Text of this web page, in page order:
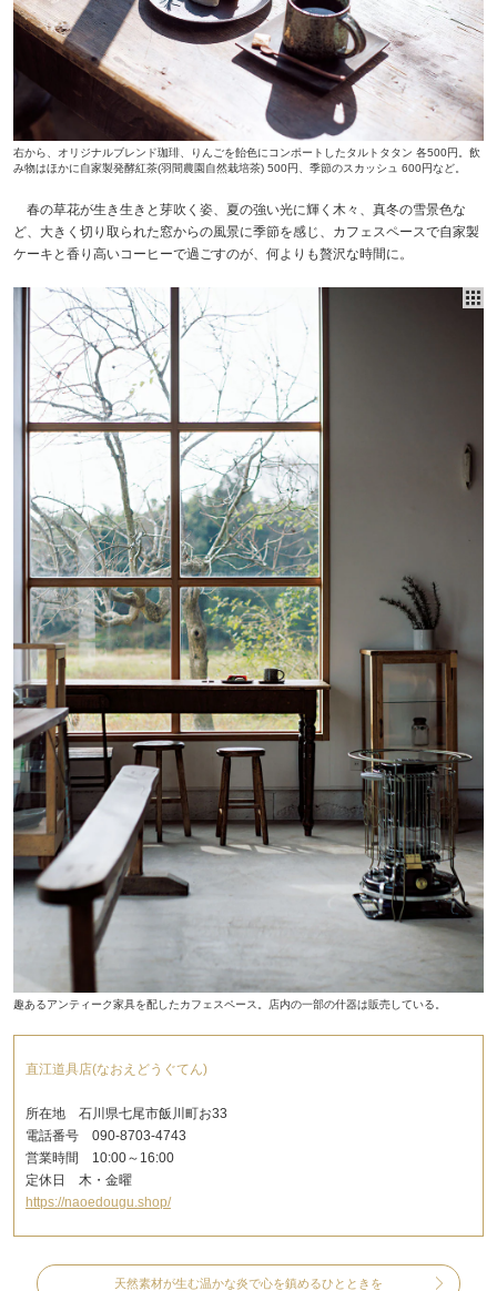
右から、オリジナルブレンド珈琲、りんごを飴色にコンポートしたタルトタタン 各500円。飲
み物はほかに自家製発酵紅茶(羽間農園自然栽培茶) 500円、季節のスカッシュ 600円など。
春の草花が生き生きと芽吹く姿、夏の強い光に輝く木々、真冬の雪景色な
ど、大きく切り取られた窓からの風景に季節を感じ、カフェスペースで自家製
ケーキと香り高いコーヒーで過ごすのが、何よりも贅沢な時間に。
趣あるアンティーク家具を配したカフェスペース。店内の一部の什器は販売している。
直江道具店(なおえどうぐてん)
所在地 石川県七尾市飯川町お33
電話番号 090-8703-4743
営業時間 10:00～16:00
定休日 木・金曜
https://naoedougu.shop/
天然素材が生む温かな炎で心を鎮めるひとときを